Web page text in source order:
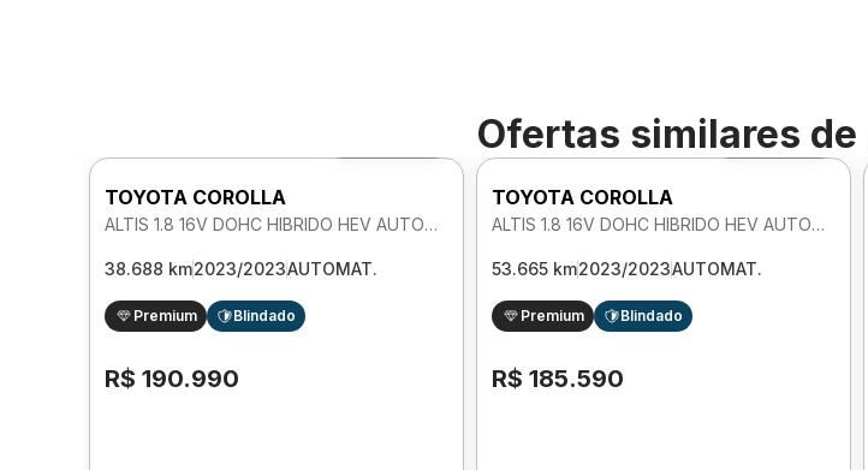
Ofertas similares de
TOYOTA COROLLA
ALTIS 1.8 16V DOHC HIBRIDO HEV AUTOMATICO
38.688 km2023/2023AUTOMAT.
Premium Blindado
R$ 190.990
Foto 360º
TOYOTA COROLLA
ALTIS 1.8 16V DOHC HIBRIDO HEV AUTOMATICO
53.665 km2023/2023AUTOMAT.
Premium Blindado
R$ 185.590